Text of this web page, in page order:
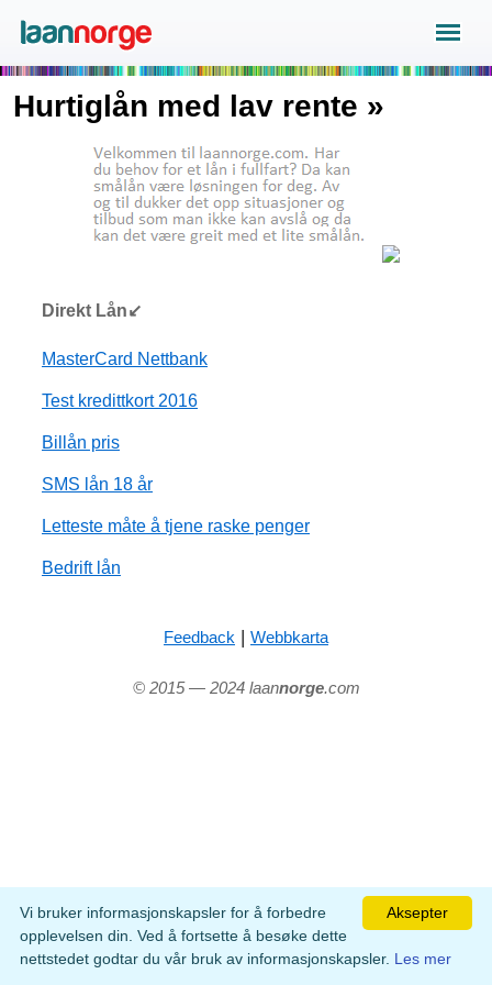
Hurtiglån med lav rente »
Direkt Lån↙
MasterCard Nettbank
Test kredittkort 2016
Billån pris
SMS lån 18 år
Letteste måte å tjene raske penger
Bedrift lån
Feedback | Webbkarta
© 2015 — 2024 laannorge.com
Aksepter
Vi bruker informasjonskapsler for å forbedre
opplevelsen din. Ved å fortsette å besøke dette
nettstedet godtar du vår bruk av informasjonskapsler. Les mer